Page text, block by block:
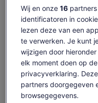
vr 7 aug.
€ 125
za 8 aug.
€ 125
De
prijs
is
€ 125
per
€ 125
inclusief belastingen en toeslagen
per volwassene
Content op deze
door
Originele tekst
Feedback over
Wij en onze 16partners
identificatoren in
lezen deze van een
te verwerken. Je kunt
wijzigen door
elk moment doen op
privacyverklaring.
partners doorgegeven
browsegegevens.